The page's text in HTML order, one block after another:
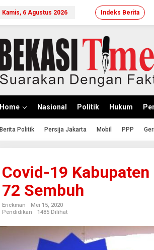
Kamis, 6 Agustus 2026 Indeks Berita
Home Nasional Politik Hukum
Berita Politik Persija Jakarta Mobil PPP
Covid-19
72 Sembuh
Erickman
Mei 15, 2020
Pendidikan
1485 Dilihat